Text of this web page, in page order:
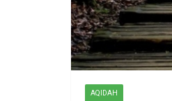
AQIDAH